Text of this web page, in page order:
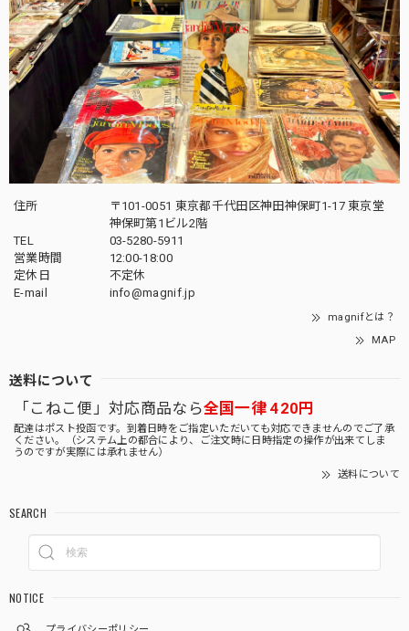
住所
〒101-0051 東京都千代田区神田神保町1-17 東京堂
神保町第1ビル2階
TEL
03-5280-5911
営業時間
12:00-18:00
定休日
不定休
E-mail
info@magnif.jp
magnifとは？
MAP
送料について
「こねこ便」対応商品なら全国一律 420円
配達はポスト投函です。到着日時をご指定いただいても対応できませんのでご了承
ください。（システム上の都合により、ご注文時に日時指定の操作が出来てしま
うのですが実際には承れません）
送料について
SEARCH
NOTICE